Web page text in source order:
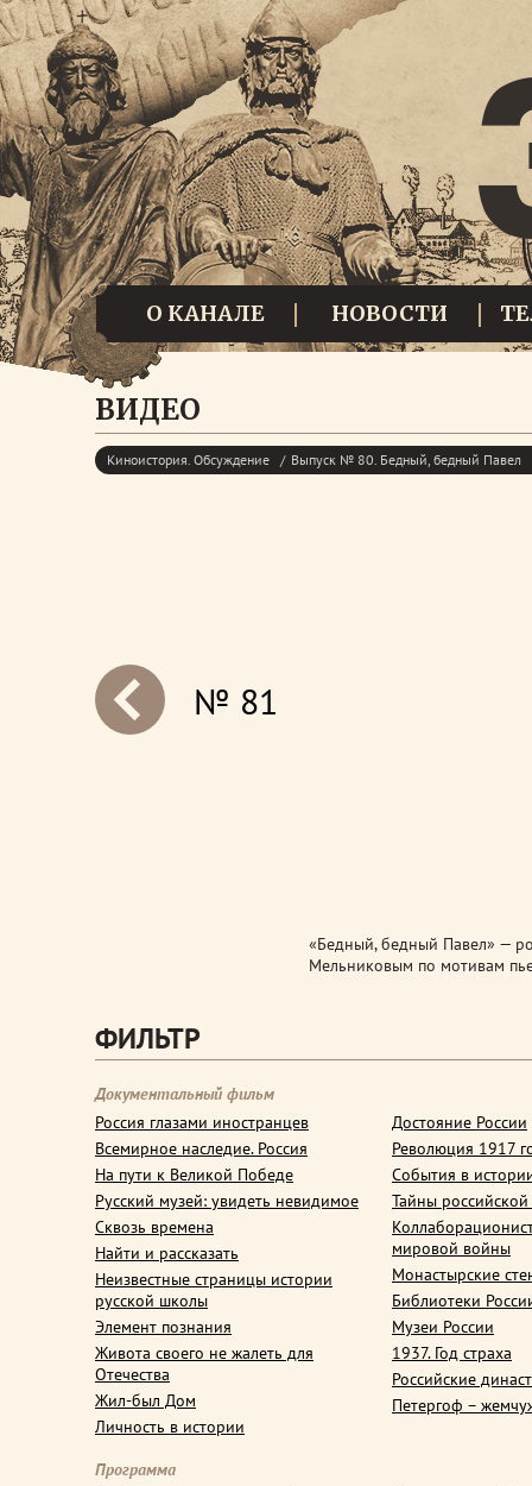
О КАНАЛЕ НОВОСТИ
ВИДЕО
Киноистория. Обсуждение Выпуск № 80. Бедный, бедный Павел
№ 81
«Бедный, бедный Павел» —
Мельниковым по мотивам
ФИЛЬТР
Документальный фильм
Россия глазами иностранцев
Всемирное наследие. Россия
На пути к Великой Победе
Русский музей: увидеть невидимое
Сквозь времена
Найти и рассказать
Неизвестные страницы истории
русской школы
Элемент познания
Живота своего не жалеть для
Отечества
Жил-был Дом
Личность в истории
Достояние России
Революция 1917
События в
Тайны
мировой войны
Монастырские
Библиотеки
Музеи России
1937. Год страха
Российские
Петергоф –
Программа